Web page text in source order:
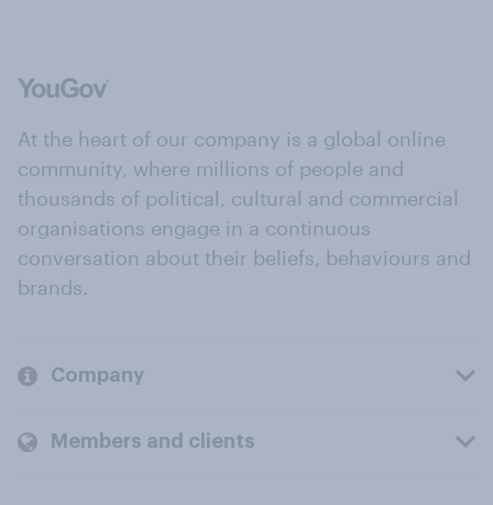
At the heart of our company is a global online
community, where millions of people and
thousands of political, cultural and commercial
organisations engage in a continuous
conversation about their beliefs, behaviours and
brands.
Company
Members and clients